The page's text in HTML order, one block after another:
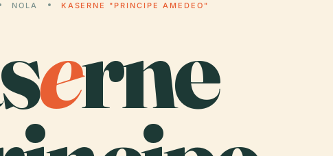
NOLA KASERNE "PRINCIPE AMEDEO"
erne